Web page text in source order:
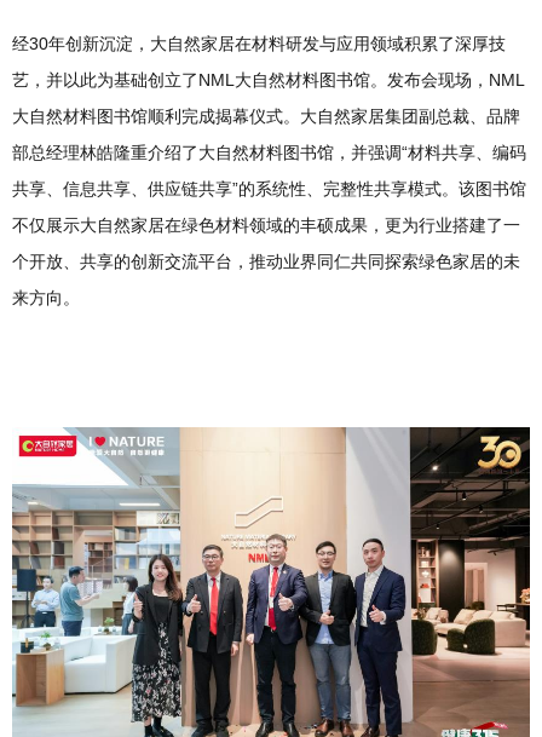
经30年创新沉淀，大自然家居在材料研发与应用领域积累了深厚技
艺，并以此为基础创立了NML大自然材料图书馆。发布会现场，NML
大自然材料图书馆顺利完成揭幕仪式。大自然家居集团副总裁、品牌
部总经理林皓隆重介绍了大自然材料图书馆，并强调“材料共享、编码
共享、信息共享、供应链共享”的系统性、完整性共享模式。该图书馆
不仅展示大自然家居在绿色材料领域的丰硕成果，更为行业搭建了一
个开放、共享的创新交流平台，推动业界同仁共同探索绿色家居的未
来方向。